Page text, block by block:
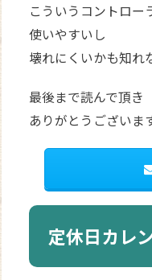
こういうコントロー
使いやすいし
壊れにくいかも知れ
最後まで読んで頂き
ありがとうございま
定休日カレ